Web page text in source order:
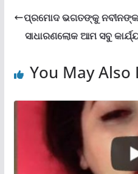
ପ୍ରମୋଦ ଭଗତଙ୍କୁ ନବୀନଙ୍କ
ସାଧାରଣଲୋକ ଆମ ସବୁ
You May Also